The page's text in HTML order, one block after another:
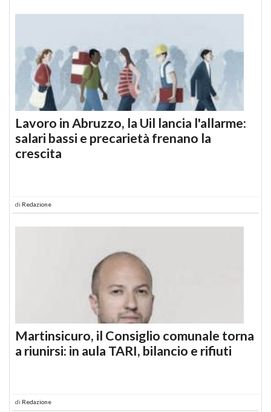
Lavoro in Abruzzo, la Uil lancia l'allarme:
salari bassi e precarietà frenano la
crescita
di Redazione
Martinsicuro, il Consiglio comunale torna
a riunirsi: in aula TARI, bilancio e rifiuti
di Redazione